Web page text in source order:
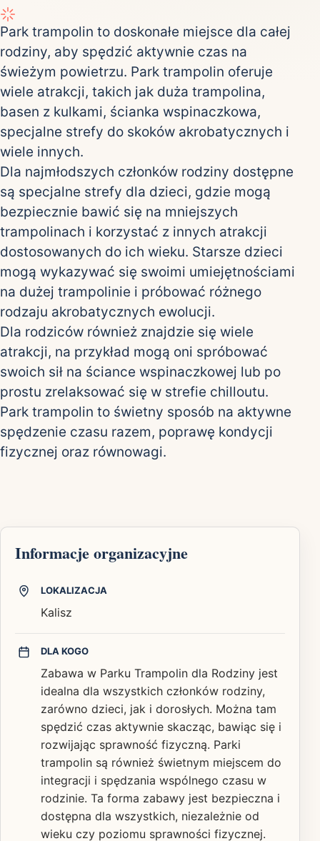
Park trampolin to doskonałe miejsce dla całej
rodziny, aby spędzić aktywnie czas na
świeżym powietrzu. Park trampolin oferuje
wiele atrakcji, takich jak duża trampolina,
basen z kulkami, ścianka wspinaczkowa,
specjalne strefy do skoków akrobatycznych i
wiele innych.
Dla najmłodszych członków rodziny dostępne
są specjalne strefy dla dzieci, gdzie mogą
bezpiecznie bawić się na mniejszych
trampolinach i korzystać z innych atrakcji
dostosowanych do ich wieku. Starsze dzieci
mogą wykazywać się swoimi umiejętnościami
na dużej trampolinie i próbować różnego
rodzaju akrobatycznych ewolucji.
Dla rodziców również znajdzie się wiele
atrakcji, na przykład mogą oni spróbować
swoich sił na ściance wspinaczkowej lub po
prostu zrelaksować się w strefie chilloutu.
Park trampolin to świetny sposób na aktywne
spędzenie czasu razem, poprawę kondycji
fizycznej oraz równowagi.
Informacje organizacyjne
LOKALIZACJA
Kalisz
DLA KOGO
Zabawa w Parku Trampolin dla Rodziny jest
idealna dla wszystkich członków rodziny,
zarówno dzieci, jak i dorosłych. Można tam
spędzić czas aktywnie skacząc, bawiąc się i
rozwijając sprawność fizyczną. Parki
trampolin są również świetnym miejscem do
integracji i spędzania wspólnego czasu w
rodzinie. Ta forma zabawy jest bezpieczna i
dostępna dla wszystkich, niezależnie od
wieku czy poziomu sprawności fizycznej.